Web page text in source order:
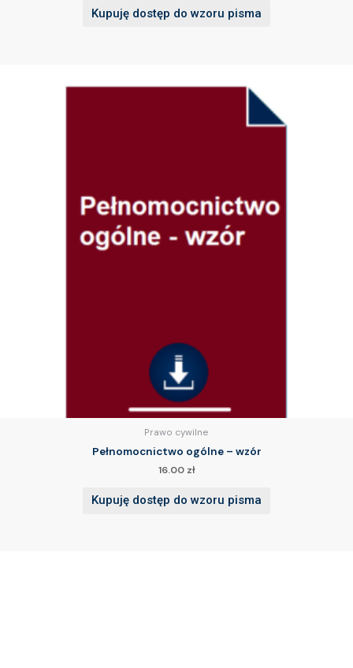
Kupuję dostęp do wzoru pisma
Prawo cywilne
Pełnomocnictwo ogólne – wzór
16.00 zł
Kupuję dostęp do wzoru pisma